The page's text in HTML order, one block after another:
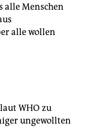
alle Menschen
alle wollen
WHO zu
ungewollten